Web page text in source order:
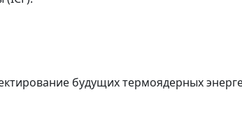
будущих термоядерных